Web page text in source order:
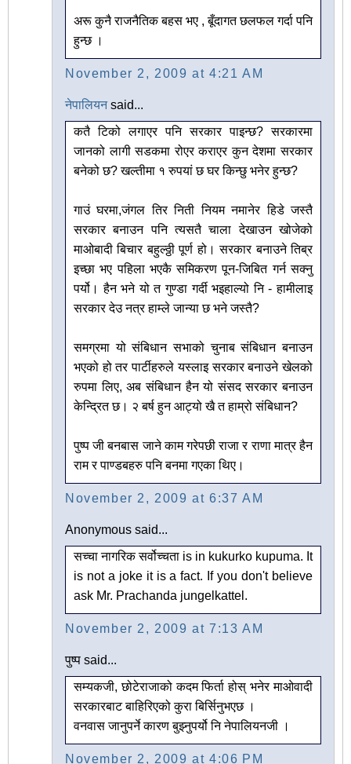
अरू कुनै राजनैतिक बहस भए , बूँदागत छलफल गर्दा पनि
हुन्छ ।
November 2, 2009 at 4:21 AM
नेपालियनsaid...
कतै टिको लगाएर पनि सरकार पाइन्छ? सरकारमा
जानको लागी सडकमा रोएर कराएर कुन देशमा सरकार
बनेको छ? खल्तीमा १ रुपयां छ घर किन्छु भनेर हुन्छ?
गाउं घरमा,जंगल तिर निती नियम नमानेर हिडे जस्तै
सरकार बनाउन पनि त्यसतै चाला देखाउन खोजेको
माओबादी बिचार बहुल्ठ्ठी पूर्ण हो। सरकार बनाउने तिब्र
इच्छा भए पहिला भएकै समिकरण पून-जिबित गर्न सक्नु
पर्यो। हैन भने यो त गुण्डा गर्दी भइहाल्यो नि - हामीलाइ
सरकार देउ नत्र हाम्ले जान्या छ भने जस्तै?
समग्रमा यो संबिधान सभाको चुनाब संबिधान बनाउन
भएको हो तर पार्टीहरुले यस्लाइ सरकार बनाउने खेलको
रुपमा लिए, अब संबिधान हैन यो संसद सरकार बनाउन
केन्द्रित छ। २ बर्ष हुन आट्यो खै त हाम्रो संबिधान?
पुष्प जी बनबास जाने काम गरेपछी राजा र राणा मात्र हैन
राम र पाण्डबहरु पनि बनमा गएका थिए।
November 2, 2009 at 6:37 AM
Anonymous said...
सच्चा नागरिक सर्वोच्चता is in kukurko kupuma. It
is not a joke it is a fact. If you don't believe
ask Mr. Prachanda jungelkattel.
November 2, 2009 at 7:13 AM
पुष्प said...
सम्यकजी, छोटेराजाको कदम फिर्ता होस् भनेर माओवादी
सरकारबाट बाहिरिएको कुरा बिर्सिनुभएछ ।
वनवास जानुपर्ने कारण बुझ्नुपर्यो नि नेपालियनजी ।
November 2, 2009 at 4:06 PM